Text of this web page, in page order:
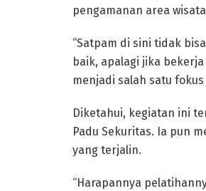
pengamanan area
“Satpam di sini tidak
baik, apalagi jika
menjadi salah satu
Diketahui, kegiatan ini
Padu Sekuritas. Ia pun
yang terjalin.
“Harapannya